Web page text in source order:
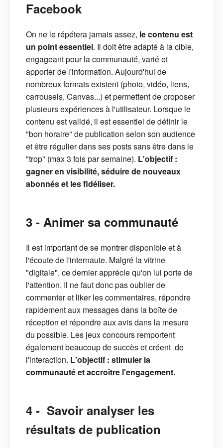
Facebook
On ne le répétera jamais assez, le contenu est
un point essentiel. Il doit être adapté à la cible,
engageant pour la communauté, varié et
apporter de l'information. Aujourd'hui de
nombreux formats existent (photo, vidéo, liens,
carrousels, Canvas...) et permettent de proposer
plusieurs expériences à l'utilisateur. Lorsque le
contenu est validé, il est essentiel de définir le
"bon horaire" de publication selon son audience
et être régulier dans ses posts sans être dans le
"trop" (max 3 fois par semaine). L'objectif :
gagner en visibilité, séduire de nouveaux
abonnés et les fidéliser.
3 - Animer sa communauté
Il est important de se montrer disponible et à
l'écoute de l'internaute. Malgré la vitrine
"digitale", ce dernier apprécie qu'on lui porte de
l'attention. Il ne faut donc pas oublier de
commenter et liker les commentaires, répondre
rapidement aux messages dans la boîte de
réception et répondre aux avis dans la mesure
du possible. Les jeux concours remportent
également beaucoup de succès et créent de
l'interaction. L'objectif : stimuler la
communauté et accroître l'engagement.
4 - Savoir analyser les
résultats de publication